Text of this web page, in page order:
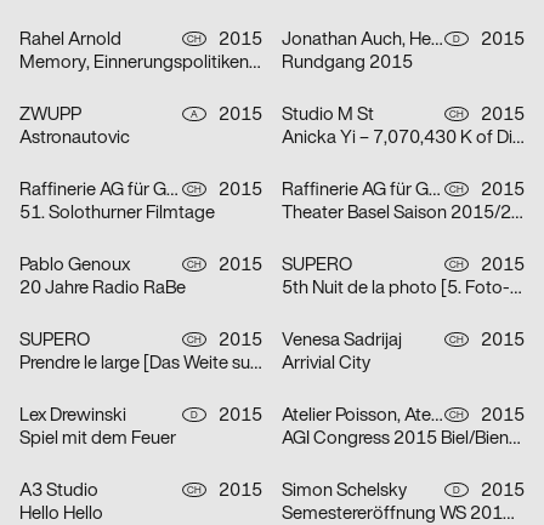
Rahel Arnold CH
2015
Memory, Einnerungspolitiken in den Künsten
Jonathan Auch, Henger Timm, Steffen Knöll, Kormann Raffael, Fabian Krauss D
2015
Rundgang 2015
ZWUPP A
2015
Astronautovic
Studio M St CH
2015
Anicka Yi – 7,070,430 K of Digital Spit
Raffinerie AG für Gestaltung CH
2015
51. Solothurner Filmtage
Raffinerie AG für Gestaltung, Jason Evans CH
2015
Theater Basel Saison 2015/2016
Pablo Genoux CH
2015
20 Jahre Radio RaBe
SUPERO CH
2015
5th Nuit de la photo [5. Foto-Nacht]
SUPERO CH
2015
Prendre le large [Das Weite suchen]
Venesa Sadrijaj CH
2015
Arrivial City
Lex Drewinski D
2015
Spiel mit dem Feuer
Atelier Poisson, Atelier Flavia Cocchi CH
2015
AGI Congress 2015 Biel/Bienne
A3 Studio CH
2015
Hello Hello
Simon Schelsky D
2015
Semestereröffnung WS 2015/16